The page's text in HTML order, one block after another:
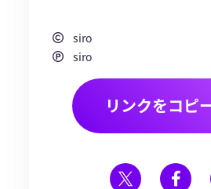
siro
siro
リンクをコピ